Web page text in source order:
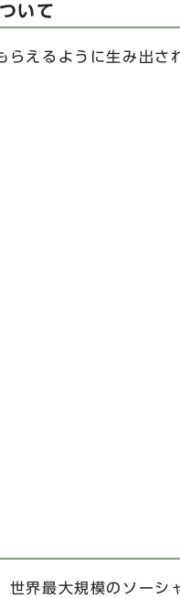
いて
えるように生み出さ
界最大規模のソーシ